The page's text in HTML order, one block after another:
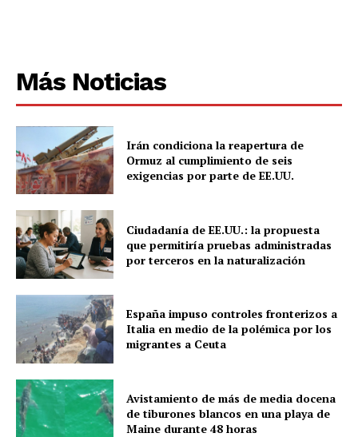
Más Noticias
Irán condiciona la reapertura de
Ormuz al cumplimiento de seis
exigencias por parte de EE.UU.
Ciudadanía de EE.UU.: la propuesta
que permitiría pruebas administradas
por terceros en la naturalización
España impuso controles fronterizos a
Italia en medio de la polémica por los
migrantes a Ceuta
Avistamiento de más de media docena
de tiburones blancos en una playa de
Maine durante 48 horas